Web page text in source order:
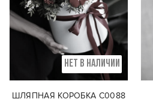
НЕТ В НАЛИЧИИ
ШЛЯПНАЯ КОРОБКА C0088